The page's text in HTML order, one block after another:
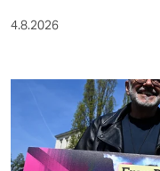
4.8.2026